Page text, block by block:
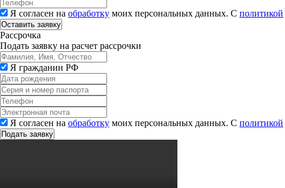
Я согласен на обработку моих персональных данных. С политикой
Рассрочка
Подать заявку на расчет рассрочки
Я гражданин РФ
Я согласен на обработку моих персональных данных. С политикой